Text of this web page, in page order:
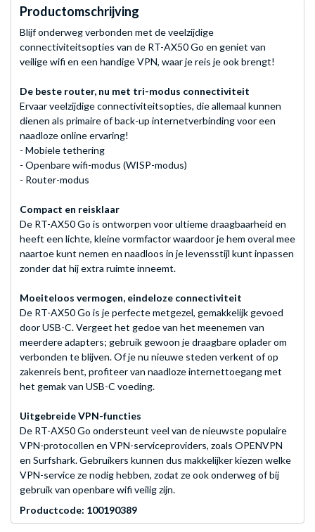
Productomschrijving
Blijf onderweg verbonden met de veelzijdige
connectiviteitsopties van de RT-AX50 Go en geniet van
veilige wifi en een handige VPN, waar je reis je ook brengt!
De beste router, nu met tri-modus connectiviteit
Ervaar veelzijdige connectiviteitsopties, die allemaal kunnen
dienen als primaire of back-up internetverbinding voor een
naadloze online ervaring!
- Mobiele tethering
- Openbare wifi-modus (WISP-modus)
- Router-modus
Compact en reisklaar
De RT-AX50 Go is ontworpen voor ultieme draagbaarheid en
heeft een lichte, kleine vormfactor waardoor je hem overal mee
naartoe kunt nemen en naadloos in je levensstijl kunt inpassen
zonder dat hij extra ruimte inneemt.
Moeiteloos vermogen, eindeloze connectiviteit
De RT-AX50 Go is je perfecte metgezel, gemakkelijk gevoed
door USB-C. Vergeet het gedoe van het meenemen van
meerdere adapters; gebruik gewoon je draagbare oplader om
verbonden te blijven. Of je nu nieuwe steden verkent of op
zakenreis bent, profiteer van naadloze internettoegang met
het gemak van USB-C voeding.
Uitgebreide VPN-functies
De RT-AX50 Go ondersteunt veel van de nieuwste populaire
VPN-protocollen en VPN-serviceproviders, zoals OPENVPN
en Surfshark. Gebruikers kunnen dus makkelijker kiezen welke
VPN-service ze nodig hebben, zodat ze ook onderweg of bij
gebruik van openbare wifi veilig zijn.
Productcode: 100190389